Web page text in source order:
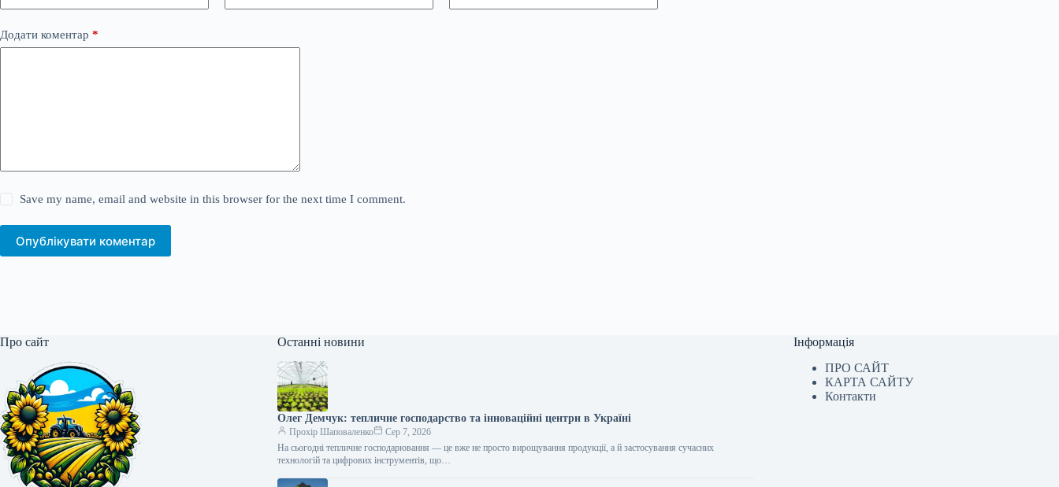
Додати коментар *
Save my name, email and website in this browser for the next time I comment.
Опублікувати коментар
Про сайт Останні новини
Олег Демчук: тепличне господарство та інноваційні центри в Україні
Прохір Шаповаленко
Сер 7, 2026
На сьогодні тепличне господарювання — це вже не просто вирощування продукції, а й застосування сучасних
технологій та цифрових інструментів, що…
Інформація
ПРО САЙТ
КАРТА САЙТУ
Контакти